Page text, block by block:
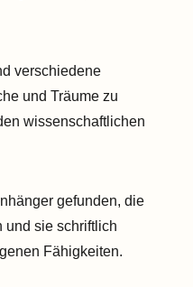
verschiedene
und Träume zu
wissenschaftlichen
gefunden, die
und sie schriftlich
Fähigkeiten.